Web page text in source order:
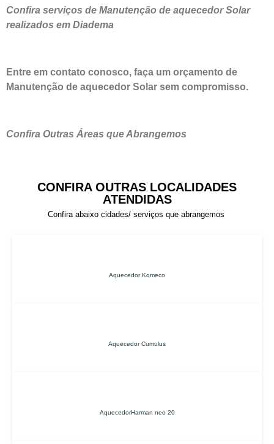
Confira serviços de Manutenção de aquecedor Solar
realizados em Diadema
Entre em contato conosco, faça um orçamento de
Manutenção de aquecedor Solar sem compromisso.
Confira Outras Áreas que Abrangemos
CONFIRA OUTRAS LOCALIDADES
ATENDIDAS
Confira abaixo cidades/ serviços que abrangemos
Aquecedor Komeco
Aquecedor Cumulus
AquecedorHarman neo 20